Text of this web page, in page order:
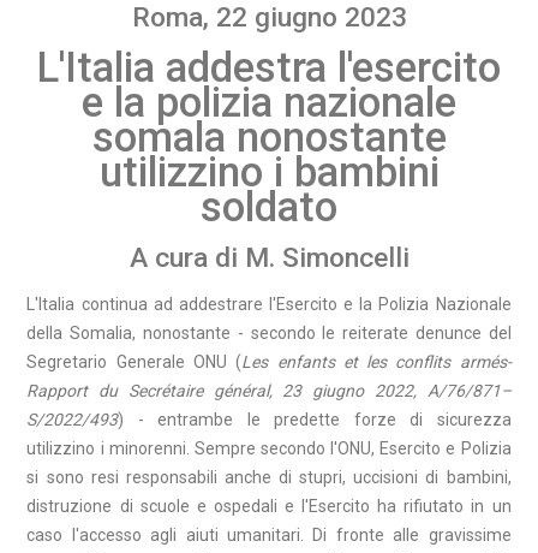
Roma, 22 giugno 2023
L'Italia addestra l'esercito
e la polizia nazionale
somala nonostante
utilizzino i bambini
soldato
A cura di M. Simoncelli
L'Italia continua ad addestrare l'Esercito e la Polizia Nazionale
della Somalia, nonostante - secondo le reiterate denunce del
Segretario Generale ONU (Les enfants et les conflits armés-
Rapport du Secrétaire général, 23 giugno 2022, A/76/871–
S/2022/493) - entrambe le predette forze di sicurezza
utilizzino i minorenni. Sempre secondo l'ONU, Esercito e Polizia
si sono resi responsabili anche di stupri, uccisioni di bambini,
distruzione di scuole e ospedali e l'Esercito ha rifiutato in un
caso l'accesso agli aiuti umanitari. Di fronte alle gravissime